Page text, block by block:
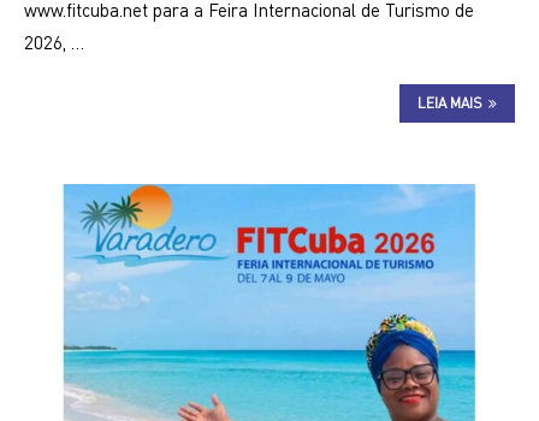
www.fitcuba.net para a Feira Internacional de Turismo de
2026, …
LEIA MAIS